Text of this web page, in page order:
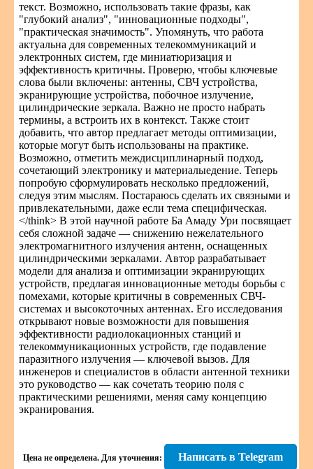
текст. Возможно, использовать такие фразы, как
"глубокий анализ", "инновационные подходы",
"практическая значимость". Упомянуть, что работа
актуальна для современных телекоммуникаций и
электронных систем, где миниатюризация и
эффективность критичны. Проверю, чтобы ключевые
слова были включены: антенны, СВЧ устройства,
экранирующие устройства, побочное излучение,
цилиндрические зеркала. Важно не просто набрать
термины, а встроить их в контекст. Также стоит
добавить, что автор предлагает методы оптимизации,
которые могут быть использованы на практике.
Возможно, отметить междисциплинарный подход,
сочетающий электронику и материалыедение. Теперь
попробую сформулировать несколько предложений,
следуя этим мыслям. Постараюсь сделать их связными и
привлекательными, даже если тема специфическая.
</think> В этой научной работе Ба Амаду Ури посвящает
себя сложной задаче — снижению нежелательного
электромагнитного излучения антенн, оснащенных
цилиндрическими зеркалами. Автор разрабатывает
модели для анализа и оптимизации экранирующих
устройств, предлагая инновационные методы борьбы с
помехами, которые критичны в современных СВЧ-
системах и высокоточных антеннах. Его исследования
открывают новые возможности для повышения
эффективности радиолокационных станций и
телекоммуникационных устройств, где подавление
паразитного излучения — ключевой вызов. Для
инженеров и специалистов в области антенной техники
это руководство — как сочетать теорию поля с
практическими решениями, меняя саму концепцию
экранирования.
Цена не определена. Для уточнения: Написать в Telegram